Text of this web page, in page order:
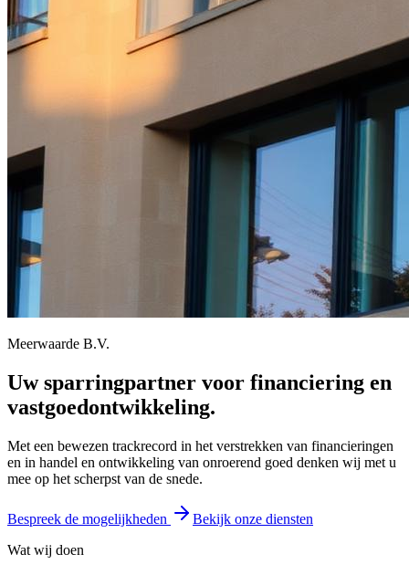
Meerwaarde B.V.
Uw sparringpartner voor financiering en
vastgoedontwikkeling.
Met een bewezen trackrecord in het verstrekken van financieringen
en in handel en ontwikkeling van onroerend goed denken wij met u
mee op het scherpst van de snede.
Bespreek de mogelijkheden
Bekijk onze diensten
Wat wij doen